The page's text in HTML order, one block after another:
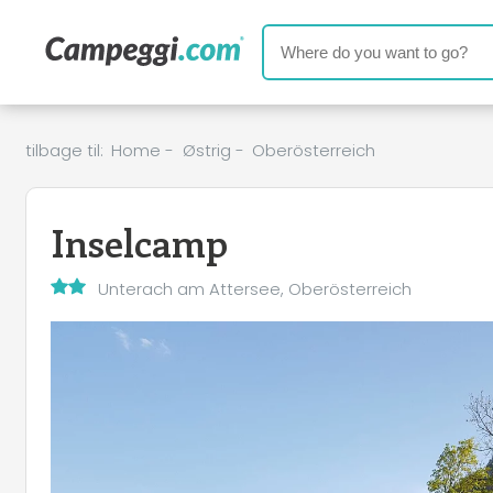
tilbage til: Home - Østrig - Oberösterreich
Inselcamp
Unterach am Attersee, Oberösterreich